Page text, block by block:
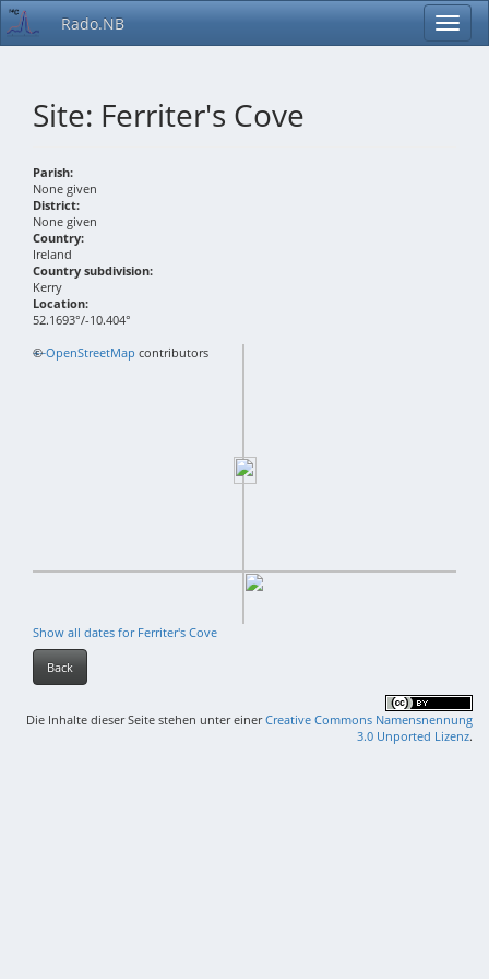
Rado.NB
Site: Ferriter's Cove
Parish:
None given
District:
None given
Country:
Ireland
Country subdivision:
Kerry
Location:
52.1693°/-10.404°
+−
©OpenStreetMap contributors
Show all dates for Ferriter's Cove
Back
Die Inhalte dieser Seite stehen unter einerCreative Commons Namensnennung
3.0 Unported Lizenz.